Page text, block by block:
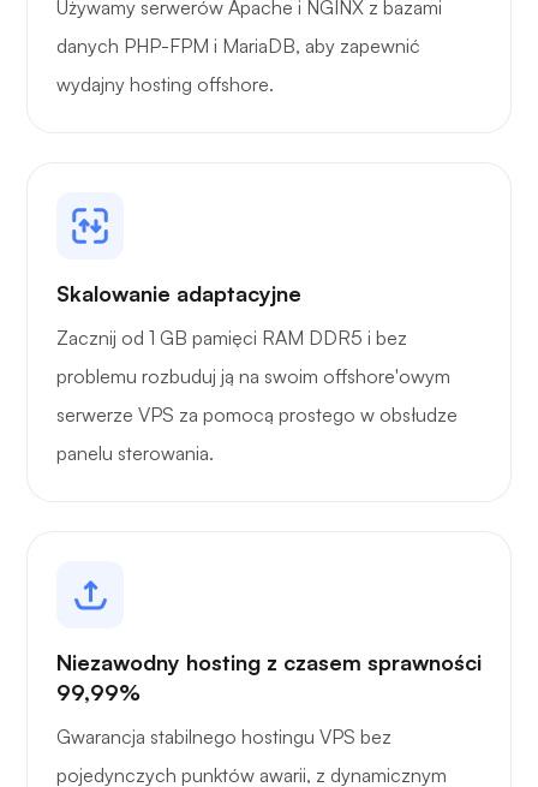
Używamy serwerów Apache i NGINX z bazami
danych PHP-FPM i MariaDB, aby zapewnić
wydajny hosting offshore.
Skalowanie adaptacyjne
Zacznij od 1 GB pamięci RAM DDR5 i bez
problemu rozbuduj ją na swoim offshore'owym
serwerze VPS za pomocą prostego w obsłudze
panelu sterowania.
Niezawodny hosting z czasem sprawności
99,99%
Gwarancja stabilnego hostingu VPS bez
pojedynczych punktów awarii, z dynamicznym